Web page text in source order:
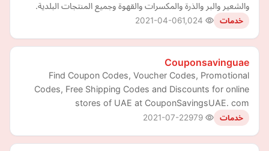
والشعير والبر والذرة والمكسرات والقهوة وجميع المنتجات البلدية.
خدمات 2021-04-06
Couponsavinguae
Find Coupon Codes, Voucher Codes, Promotional
Codes, Free Shipping Codes and Discounts for online
stores of UAE at CouponSavingsUAE. com
خدمات 2021-07-22